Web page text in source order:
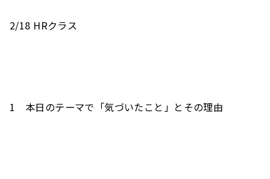
2/18 HRクラス
1　本日のテーマで「気づいたこと」とその理由